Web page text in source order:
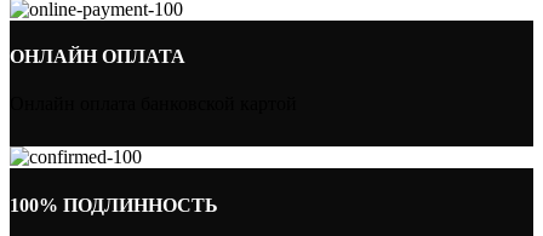
ОНЛАЙН ОПЛАТА
100% ПОДЛИННОСТЬ